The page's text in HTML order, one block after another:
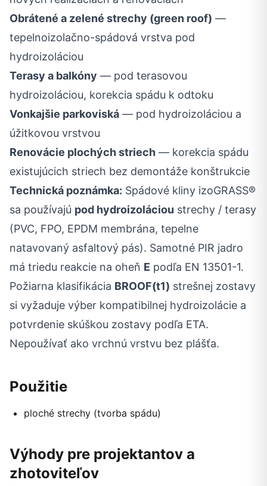
Obrátené a zelené strechy (green roof) —
tepelnoizolačno-spádová vrstva pod
hydroizoláciou
Terasy a balkóny — pod terasovou
hydroizoláciou, korekcia spádu k odtoku
Vonkajšie parkoviská — pod hydroizoláciou a
úžitkovou vrstvou
Renovácie plochých striech — korekcia spádu
existujúcich striech bez demontáže konštrukcie
Technická poznámka: Spádové kliny izoGRASS®
sa používajú pod hydroizoláciou strechy / terasy
(PVC, FPO, EPDM membrána, tepelne
natavovaný asfaltový pás). Samotné PIR jadro
má triedu reakcie na oheň E podľa EN 13501-1.
Požiarna klasifikácia BROOF(t1) strešnej zostavy
si vyžaduje výber kompatibilnej hydroizolácie a
potvrdenie skúškou zostavy podľa ETA.
Nepoužívať ako vrchnú vrstvu bez plášťa.
Použitie
ploché strechy (tvorba spádu)
Výhody pre projektantov a
zhotoviteľov